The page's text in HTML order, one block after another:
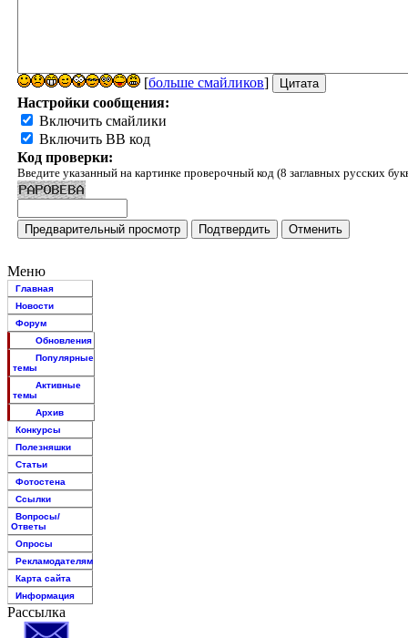
[больше смайликов]
Настройки сообщения:
Включить смайлики
Включить BB код
Код проверки:
Введите указанный на картинке проверочный код (8 заглавных русских
Меню
Главная
Новости
Форум
Обновления
Популярные
темы
Активные
темы
Архив
Конкурсы
Полезняшки
Статьи
Фотостена
Ссылки
Вопросы/
Ответы
Опросы
Рекламодателям
Карта сайта
Информация
Рассылка